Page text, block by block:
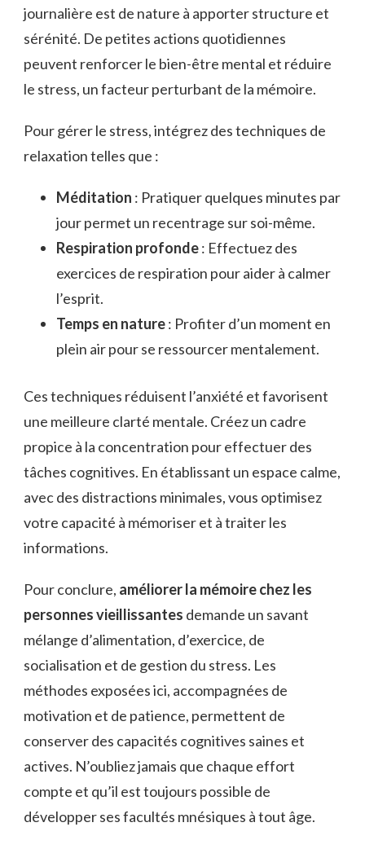
journalière est de nature à apporter structure et
sérénité. De petites actions quotidiennes
peuvent renforcer le bien-être mental et réduire
le stress, un facteur perturbant de la mémoire.
Pour gérer le stress, intégrez des techniques de
relaxation telles que :
Méditation : Pratiquer quelques minutes par
jour permet un recentrage sur soi-même.
Respiration profonde: Effectuez des
exercices de respiration pour aider à calmer
l’esprit.
Temps en nature: Profiter d’un moment en
plein air pour se ressourcer mentalement.
Ces techniques réduisent l’anxiété et favorisent
une meilleure clarté mentale. Créez un cadre
propice à la concentration pour effectuer des
tâches cognitives. En établissant un espace calme,
avec des distractions minimales, vous optimisez
votre capacité à mémoriser et à traiter les
informations.
Pour conclure, améliorer la mémoire chez les
personnes vieillissantes demande un savant
mélange d’alimentation, d’exercice, de
socialisation et de gestion du stress. Les
méthodes exposées ici, accompagnées de
motivation et de patience, permettent de
conserver des capacités cognitives saines et
actives. N’oubliez jamais que chaque effort
compte et qu’il est toujours possible de
développer ses facultés mnésiques à tout âge.